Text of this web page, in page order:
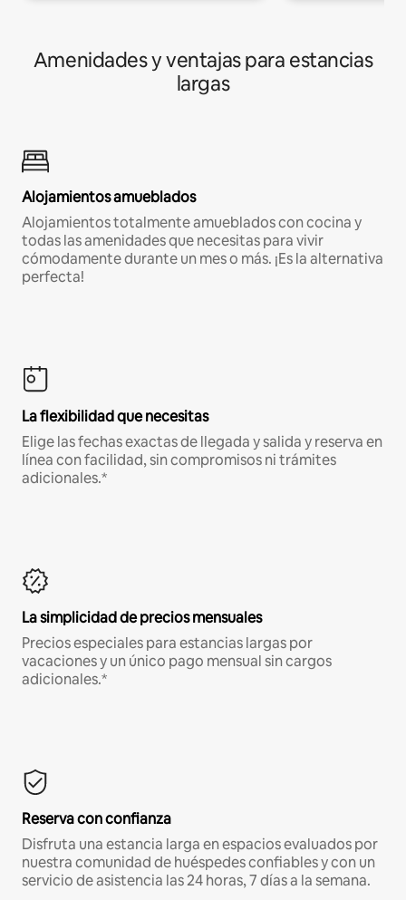
Amenidades y ventajas para estancias
largas
Alojamientos amueblados
Alojamientos totalmente amueblados con cocina y
todas las amenidades que necesitas para vivir
cómodamente durante un mes o más. ¡Es la alternativa
perfecta!
La flexibilidad que necesitas
Elige las fechas exactas de llegada y salida y reserva en
línea con facilidad, sin compromisos ni trámites
adicionales.*
La simplicidad de precios mensuales
Precios especiales para estancias largas por
vacaciones y un único pago mensual sin cargos
adicionales.*
Reserva con confianza
Disfruta una estancia larga en espacios evaluados por
nuestra comunidad de huéspedes confiables y con un
servicio de asistencia las 24 horas, 7 días a la semana.